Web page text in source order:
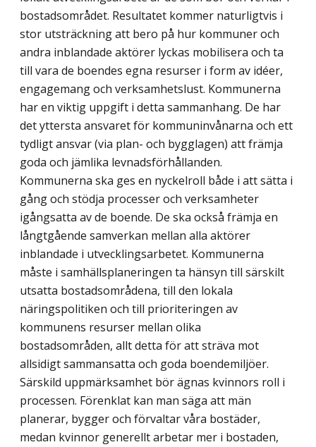
bostads­området. Resultatet kommer naturligtvis i
stor utsträckning att bero på hur kommuner och
andra inblandade aktörer lyckas mobilisera och ta
till vara de boendes egna resurser i form av idéer,
engagemang och verksamhetslust. Kommunerna
har en viktig uppgift i detta sammanhang. De har
det yttersta ansvaret för kommuninvånarna och ett
tydligt ansvar (via plan- och bygg­lagen) att främja
goda och jämlika levnadsförhållanden.
Kommunerna ska ges en nyckelroll både i att sätta i
gång och stödja processer och verk­sam­he­ter
igångsatta av de boende. De ska också främja en
långtgående sam­verkan mellan alla aktörer
inblandade i utvecklingsarbetet. Kommunerna
måste i samhällsplaneringen ta hänsyn till särskilt
utsatta bostadsområdena, till den lokala
näringspolitiken och till prioriteringen av
kommunens resurser mellan olika
bostadsområden, allt detta för att sträva mot
allsidigt sammansatta och goda boendemiljöer.
Särskild uppmärksamhet bör ägnas kvinnors roll i
processen. Förenklat kan man säga att män
planerar, bygger och förvaltar våra bostäder,
medan kvinnor generellt arbetar mer i bostaden,